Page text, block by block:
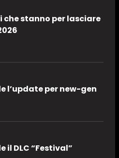
che stanno per lasciare
l’update per new-gen
il DLC “Festival”